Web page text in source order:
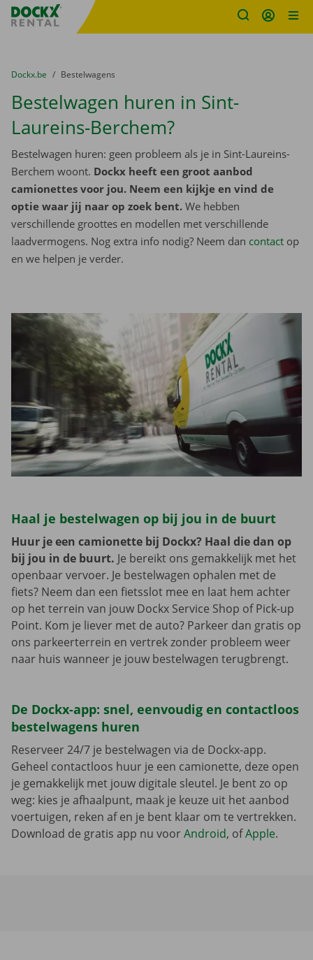
Fratello DEMO
U bevindt zich hier:
van
Dockx.be naar
Bestelwagens
Bestelwagen huren in Sint-
Laureins-Berchem?
Bestelwagen huren: geen probleem als je in Sint-Laureins-
Berchem woont. Dockx heeft een groot aanbod
camionettes voor jou. Neem een kijkje en vind de
optie waar jij naar op zoek bent. We hebben
verschillende groottes en modellen met verschillende
laadvermogens. Nog extra info nodig? Neem dan contact op
en we helpen je verder.
Haal je bestelwagen op bij jou in de buurt
Huur je een camionette bij Dockx? Haal die dan op
bij jou in de buurt. Je bereikt ons gemakkelijk met het
openbaar vervoer. Je bestelwagen ophalen met de
fiets? Neem dan een fietsslot mee en laat hem achter
op het terrein van jouw Dockx Service Shop of Pick-up
Point. Kom je liever met de auto? Parkeer dan gratis op
ons parkeerterrein en vertrek zonder probleem weer
naar huis wanneer je jouw bestelwagen terugbrengt.
De Dockx-app: snel, eenvoudig en contactloos
bestelwagens huren
Reserveer 24/7 je bestelwagen via de Dockx-app.
Geheel contactloos huur je een camionette, deze open
je gemakkelijk met jouw digitale sleutel. Je bent zo op
weg: kies je afhaalpunt, maak je keuze uit het aanbod
voertuigen, reken af en je bent klaar om te vertrekken.
Download de gratis app nu voorAndroid, ofApple.